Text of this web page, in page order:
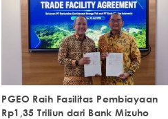
PGEO Raih Fasilitas Pembiayaan
Rp1,35 Triliun dari Bank Mizuho